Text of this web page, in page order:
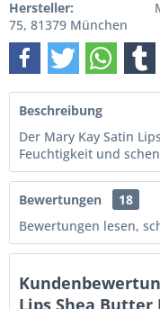
Hersteller:
75, 81379 München
Beschreibung
Der Mary Kay Satin
Feuchtigkeit und
Bewertungen
18
Bewertungen lesen,
Lips Shea